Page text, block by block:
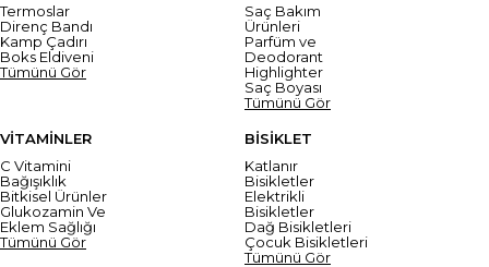
Termoslar
Direnç Bandı
Kamp Çadırı
Boks Eldiveni
Tümünü Gör
Saç Bakım
Ürünleri
Parfüm ve
Deodorant
Highlighter
Saç Boyası
Tümünü Gör
VİTAMİNLER
C Vitamini
Bağışıklık
Bitkisel Ürünler
Glukozamin Ve
Eklem Sağlığı
Tümünü Gör
BİSİKLET
Katlanır
Bisikletler
Elektrikli
Bisikletler
Dağ Bisikletleri
Çocuk Bisikletleri
Tümünü Gör